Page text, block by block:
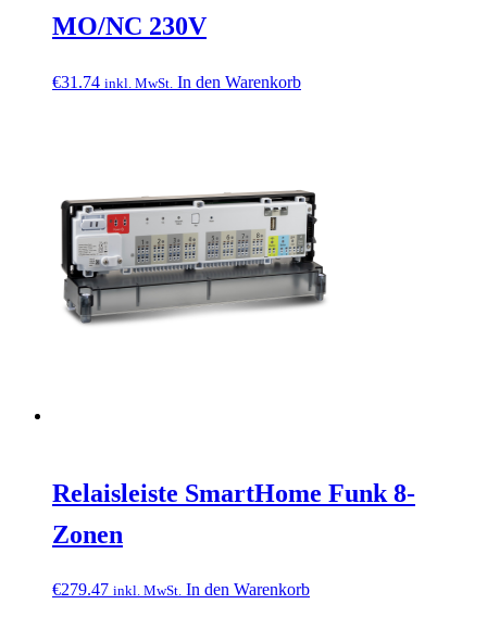
MO/NC 230V
€31.74 inkl. MwSt. In den Warenkorb
Relaisleiste SmartHome Funk 8-
Zonen
€279.47 inkl. MwSt. In den Warenkorb